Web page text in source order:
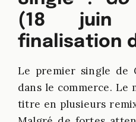
(18 juin
finalisation
Le premier single de
dans le commerce. Le
titre en plusieurs